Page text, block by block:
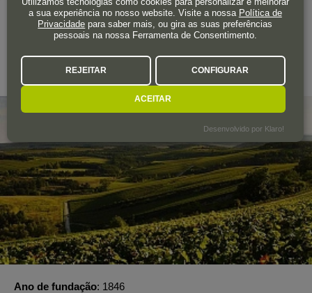
A adega
CHAMPAGNE DEVAUX
Champagne
Ano de fundação 1846
a sua experiência no nosso website. Visite a nossa Política de
Privacidade para saber mais, ou gira as suas preferências
pessoais na nossa Ferramenta de Consentimento.
REJEITAR CONFIGURAR
ACEITAR
Desenvolvido por Klaro!